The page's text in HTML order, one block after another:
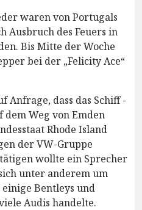
waren von Portugals
Ausbruch des Feuers in
Bis Mitte der Woche
bei der „Felicity Ace“
Anfrage, dass das Schiff -
dem Weg von Emden
Rhode Island
der VW-Gruppe
wollte ein Sprecher
unter anderem um
einige Bentleys und
Audis handelte.